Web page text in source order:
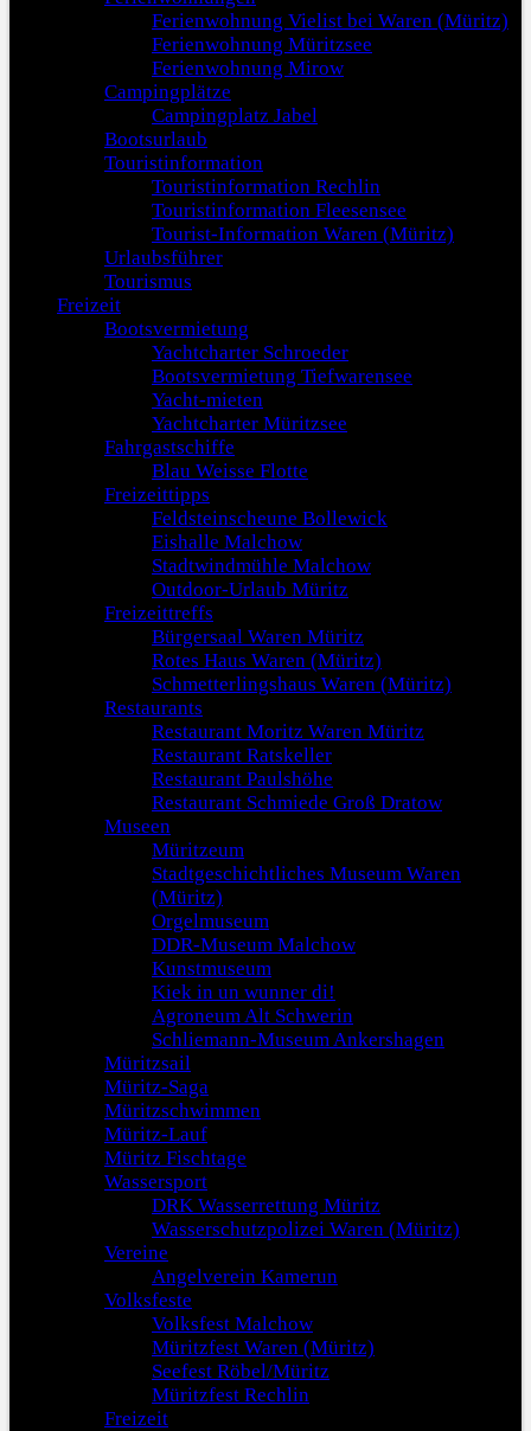
Ferienwohnung Vielist bei Waren (Müritz)
Ferienwohnung Müritzsee
Ferienwohnung Mirow
Campingplätze
Campingplatz Jabel
Bootsurlaub
Touristinformation
Touristinformation Rechlin
Touristinformation Fleesensee
Tourist-Information Waren (Müritz)
Urlaubsführer
Tourismus
Freizeit
Bootsvermietung
Yachtcharter Schroeder
Bootsvermietung Tiefwarensee
Yacht-mieten
Yachtcharter Müritzsee
Fahrgastschiffe
Blau Weisse Flotte
Freizeittipps
Feldsteinscheune Bollewick
Eishalle Malchow
Stadtwindmühle Malchow
Outdoor-Urlaub Müritz
Freizeittreffs
Bürgersaal Waren Müritz
Rotes Haus Waren (Müritz)
Schmetterlingshaus Waren (Müritz)
Restaurants
Restaurant Moritz Waren Müritz
Restaurant Ratskeller
Restaurant Paulshöhe
Restaurant Schmiede Groß Dratow
Museen
Müritzeum
Stadtgeschichtliches Museum Waren
(Müritz)
Orgelmuseum
DDR-Museum Malchow
Kunstmuseum
Kiek in un wunner di!
Agroneum Alt Schwerin
Schliemann-Museum Ankershagen
Müritzsail
Müritz-Saga
Müritzschwimmen
Müritz-Lauf
Müritz Fischtage
Wassersport
DRK Wasserrettung Müritz
Wasserschutzpolizei Waren (Müritz)
Vereine
Angelverein Kamerun
Volksfeste
Volksfest Malchow
Müritzfest Waren (Müritz)
Seefest Röbel/Müritz
Müritzfest Rechlin
Freizeit